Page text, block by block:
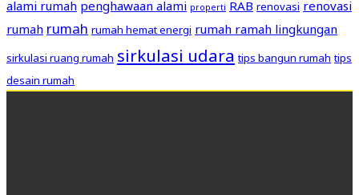
alami rumah penghawaan alami properti RAB renovasi renovasi
rumah rumah rumah hemat energi rumah ramah lingkungan
sirkulasi ruang rumah sirkulasi udara tips bangun rumah tips
desain rumah